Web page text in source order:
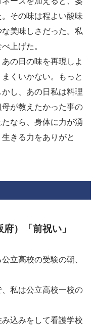
その味は程よい酸味
美味しさだった。私
上げた。
の日の味を再現しよ
くいかない。もっと
し、あの日私は料理
が教えたかった事の
なら、身体に力が湧
きる力をありがと
）「前祝い」
立高校の受験の朝、
私は公立高校一校の
込みをして看護学校